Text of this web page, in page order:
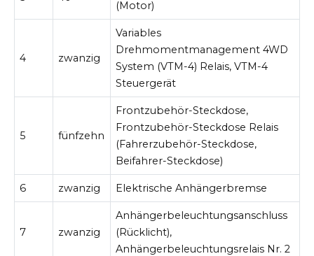
(Motor)
4 zwanzig
Variables
Drehmomentmanagement 4WD
System (VTM-4) Relais, VTM-4
Steuergerät
5 fünfzehn
Frontzubehör-Steckdose,
Frontzubehör-Steckdose Relais
(Fahrerzubehör-Steckdose,
Beifahrer-Steckdose)
6 zwanzig Elektrische Anhängerbremse
7 zwanzig
Anhängerbeleuchtungsanschluss
(Rücklicht),
Anhängerbeleuchtungsrelais Nr. 2